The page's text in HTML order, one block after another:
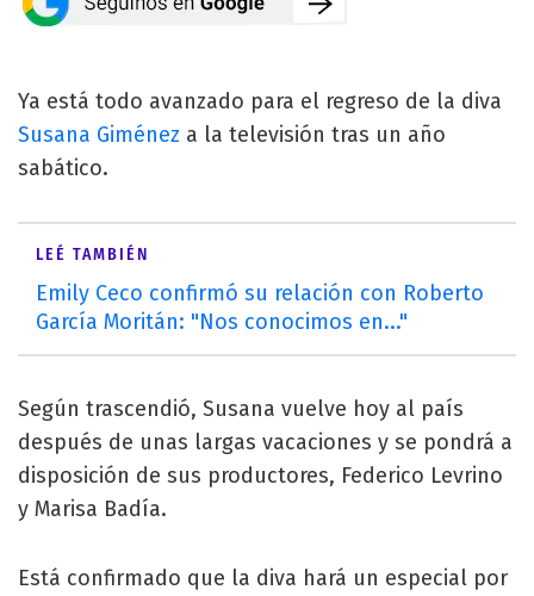
Ya está todo avanzado para el regreso de la diva
Susana Giménez a la televisión tras un año
sabático.
LEÉ TAMBIÉN
Emily Ceco confirmó su relación con Roberto
García Moritán: "Nos conocimos en..."
Según trascendió, Susana vuelve hoy al país
después de unas largas vacaciones y se pondrá a
disposición de sus productores, Federico Levrino
y Marisa Badía.
Está confirmado que la diva hará un especial por